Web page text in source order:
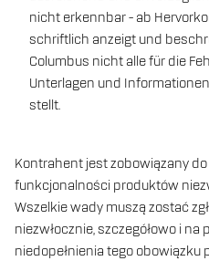
nicht erkennbar - ab
schriftlich anzeigt und
Columbus nicht alle für die
Unterlagen und
stellt.
Kontrahent jest zobowiązany
funkcjonalności produktów
Wszelkie wady muszą zostać
niezwłocznie, szczegółowo i na
niedopełnienia tego